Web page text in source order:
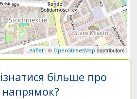
Leaflet | © OpenStreetMapcontributors
більше про
напрямок?